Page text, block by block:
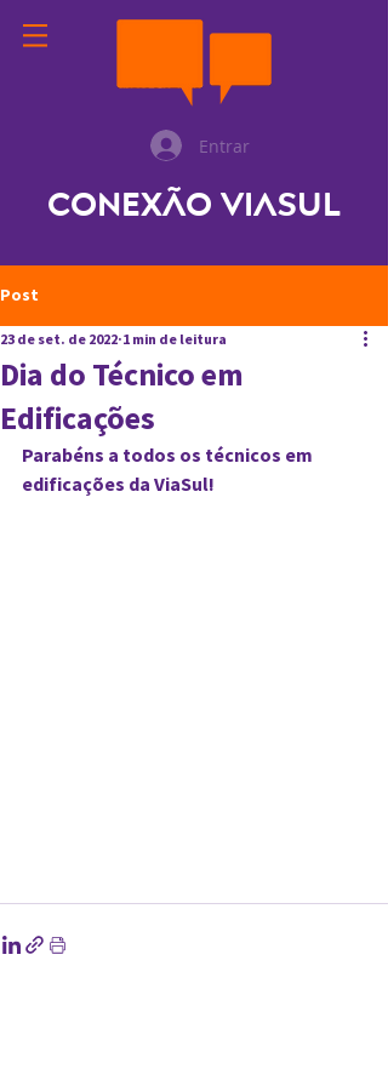
Entrar
Conexão ViaSul
Post
Dia do Técnico em
Edificações
23 de set. de 2022 1 min de leitura
Parabéns a todos os técnicos em
edificações da ViaSul!